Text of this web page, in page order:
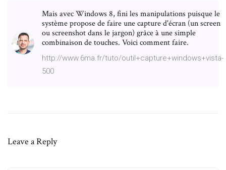
Mais avec Windows 8, fini les manipulations puisque le
système propose de faire une capture d'écran (un screen
ou screenshot dans le jargon) grâce à une simple
combinaison de touches. Voici comment faire.
http://www.6ma.fr/tuto/outil+capture+windows+vista-
500
Leave a Reply